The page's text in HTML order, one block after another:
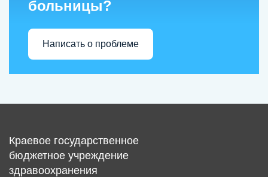
больницы?
Написать о проблеме
Краевое государственное
бюджетное учреждение
здравоохранения